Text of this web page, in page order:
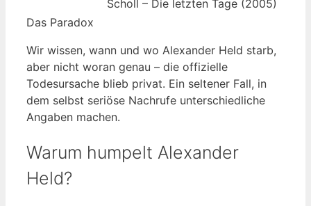
Scholl – Die letzten Tage (2005)
Das Paradox
Wir wissen, wann und wo Alexander Held starb,
aber nicht woran genau – die offizielle
Todesursache blieb privat. Ein seltener Fall, in
dem selbst seriöse Nachrufe unterschiedliche
Angaben machen.
Warum humpelt Alexander
Held?